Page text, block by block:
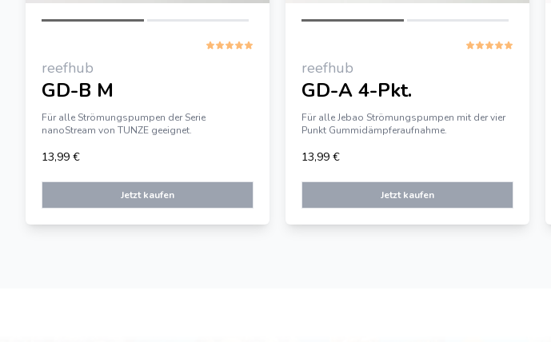
reefhub
GD-B M
Für alle Strömungspumpen der Serie
nanoStream von TUNZE geeignet.
13,99 €
Jetzt kaufen
reefhub
GD-A 4-Pkt.
Für alle Jebao Strömungspumpen mit der vier
Punkt Gummidämpferaufnahme.
13,99 €
Jetzt kaufen